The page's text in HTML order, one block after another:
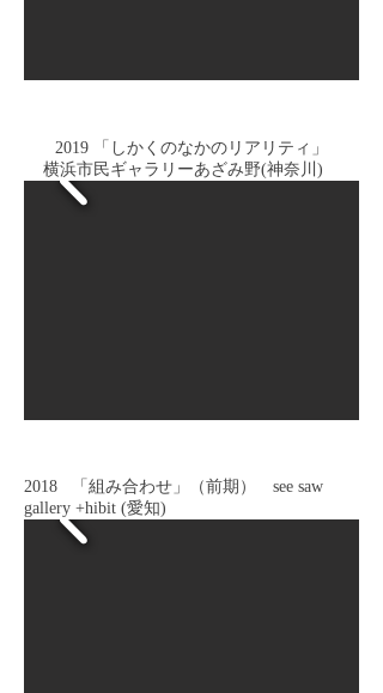
2019 「しかくのなかのリアリティ」
横浜市民ギャラリーあざみ野(神奈川)
2018 「組み合わせ」（前期） see saw
gallery +hibit (愛知)